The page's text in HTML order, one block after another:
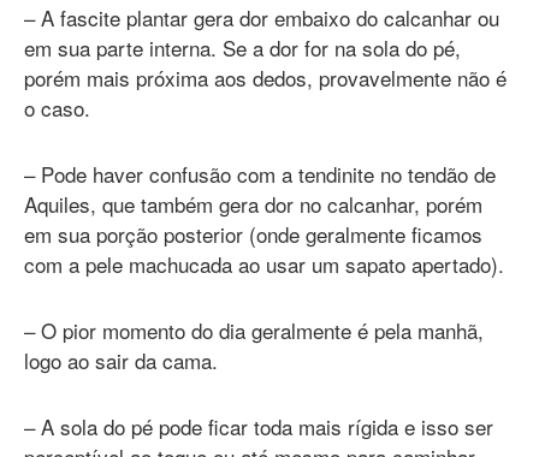
– A fascite plantar gera dor embaixo do calcanhar ou
em sua parte interna. Se a dor for na sola do pé,
porém mais próxima aos dedos, provavelmente não é
o caso.
– Pode haver confusão com a tendinite no tendão de
Aquiles, que também gera dor no calcanhar, porém
em sua porção posterior (onde geralmente ficamos
com a pele machucada ao usar um sapato apertado).
– O pior momento do dia geralmente é pela manhã,
logo ao sair da cama.
– A sola do pé pode ficar toda mais rígida e isso ser